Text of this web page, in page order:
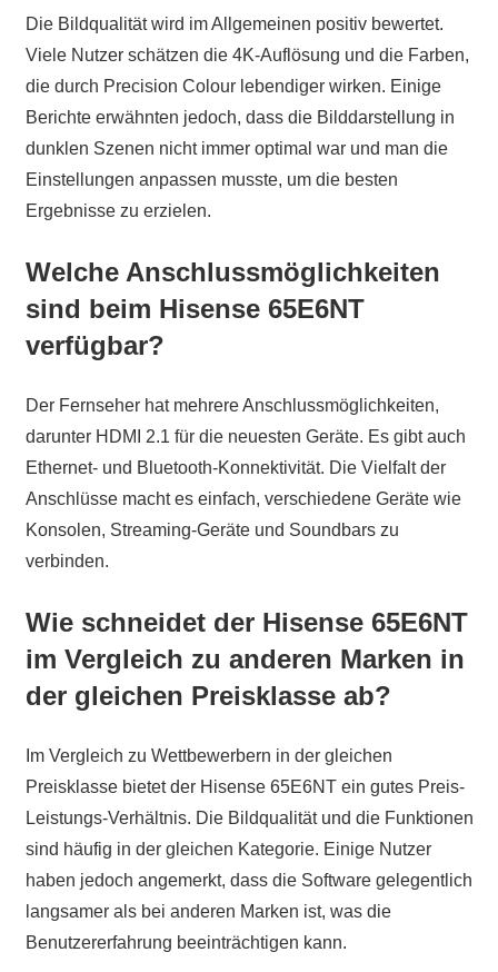
Die Bildqualität wird im Allgemeinen positiv bewertet.
Viele Nutzer schätzen die 4K-Auflösung und die Farben,
die durch Precision Colour lebendiger wirken. Einige
Berichte erwähnten jedoch, dass die Bilddarstellung in
dunklen Szenen nicht immer optimal war und man die
Einstellungen anpassen musste, um die besten
Ergebnisse zu erzielen.
Welche Anschlussmöglichkeiten
sind beim Hisense 65E6NT
verfügbar?
Der Fernseher hat mehrere Anschlussmöglichkeiten,
darunter HDMI 2.1 für die neuesten Geräte. Es gibt auch
Ethernet- und Bluetooth-Konnektivität. Die Vielfalt der
Anschlüsse macht es einfach, verschiedene Geräte wie
Konsolen, Streaming-Geräte und Soundbars zu
verbinden.
Wie schneidet der Hisense 65E6NT
im Vergleich zu anderen Marken in
der gleichen Preisklasse ab?
Im Vergleich zu Wettbewerbern in der gleichen
Preisklasse bietet der Hisense 65E6NT ein gutes Preis-
Leistungs-Verhältnis. Die Bildqualität und die Funktionen
sind häufig in der gleichen Kategorie. Einige Nutzer
haben jedoch angemerkt, dass die Software gelegentlich
langsamer als bei anderen Marken ist, was die
Benutzererfahrung beeinträchtigen kann.